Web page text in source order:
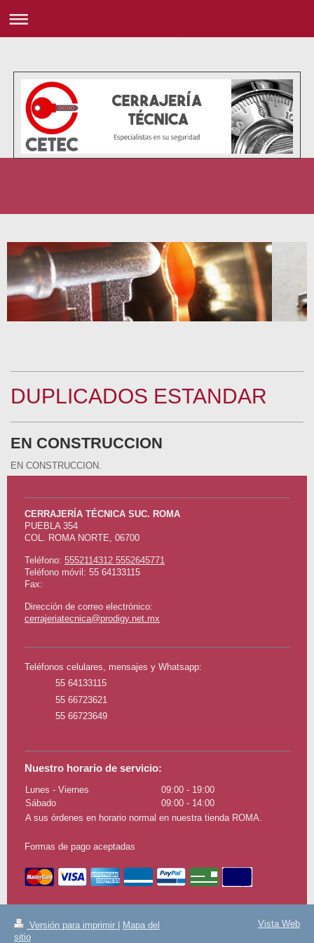
DUPLICADOS ESTANDAR
EN CONSTRUCCION
EN CONSTRUCCION.
CERRAJERÍA TÉCNICA SUC. ROMA
PUEBLA 354
COL. ROMA NORTE, 06700
Teléfono: 5552114312 5552645771
Teléfono móvil: 55 64133115
Fax:
Dirección de correo electrónico:
cerrajeriatecnica@prodigy.net.mx
Teléfonos celulares, mensajes y Whatsapp:
55 64133115
55 66723621
55 66723649
Nuestro horario de servicio:
Lunes - Viernes 09:00 - 19:00
Sábado
09:00 - 14:00
A sus órdenes en horario normal en nuestra tienda ROMA.
Formas de pago aceptadas
Versión para imprimir
Mapa del
sitio
Vista Web